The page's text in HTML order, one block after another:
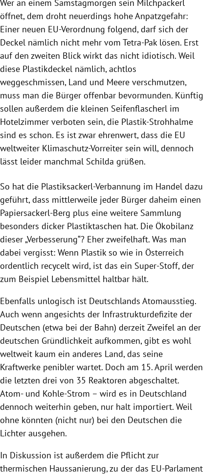
Wer an einem Samstagmorgen sein Milchpackerl
öffnet, dem droht neuerdings hohe Anpatzgefahr:
Einer neuen EU-Verordnung folgend, darf sich der
Deckel nämlich nicht mehr vom Tetra-Pak lösen. Erst
auf den zweiten Blick wirkt das nicht idiotisch. Weil
diese Plastikdeckel nämlich, achtlos
weggeschmissen, Land und Meere verschmutzen,
muss man die Bürger offenbar bevormunden. Künftig
sollen außerdem die kleinen Seifenflascherl im
Hotelzimmer verboten sein, die Plastik-Strohhalme
sind es schon. Es ist zwar ehrenwert, dass die EU
weltweiter Klimaschutz-Vorreiter sein will, dennoch
lässt leider manchmal Schilda grüßen.
So hat die Plastiksackerl-Verbannung im Handel dazu
geführt, dass mittlerweile jeder Bürger daheim einen
Papiersackerl-Berg plus eine weitere Sammlung
besonders dicker Plastiktaschen hat. Die Ökobilanz
dieser „Verbesserung“? Eher zweifelhaft. Was man
dabei vergisst: Wenn Plastik so wie in Österreich
ordentlich recycelt wird, ist das ein Super-Stoff, der
zum Beispiel Lebensmittel haltbar hält.
Ebenfalls unlogisch ist Deutschlands Atomausstieg.
Auch wenn angesichts der Infrastrukturdefizite der
Deutschen (etwa bei der Bahn) derzeit Zweifel an der
deutschen Gründlichkeit aufkommen, gibt es wohl
weltweit kaum ein anderes Land, das seine
Kraftwerke penibler wartet. Doch am 15. April werden
die letzten drei von 35 Reaktoren abgeschaltet.
Atom- und Kohle-Strom – wird es in Deutschland
dennoch weiterhin geben, nur halt importiert. Weil
ohne könnten (nicht nur) bei den Deutschen die
Lichter ausgehen.
In Diskussion ist außerdem die Pflicht zur
thermischen Haussanierung, zu der das EU-Parlament